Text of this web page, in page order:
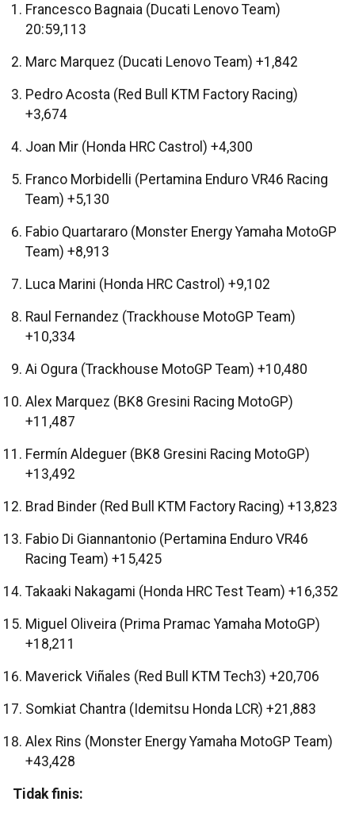
Francesco Bagnaia (Ducati Lenovo Team)
20:59,113
Marc Marquez (Ducati Lenovo Team) +1,842
Pedro Acosta (Red Bull KTM Factory Racing)
+3,674
Joan Mir (Honda HRC Castrol) +4,300
Franco Morbidelli (Pertamina Enduro VR46 Racing
Team) +5,130
Fabio Quartararo (Monster Energy Yamaha MotoGP
Team) +8,913
Luca Marini (Honda HRC Castrol) +9,102
Raul Fernandez (Trackhouse MotoGP Team)
+10,334
Ai Ogura (Trackhouse MotoGP Team) +10,480
Alex Marquez (BK8 Gresini Racing MotoGP)
+11,487
Fermín Aldeguer (BK8 Gresini Racing MotoGP)
+13,492
Brad Binder (Red Bull KTM Factory Racing) +13,823
Fabio Di Giannantonio (Pertamina Enduro VR46
Racing Team) +15,425
Takaaki Nakagami (Honda HRC Test Team) +16,352
Miguel Oliveira (Prima Pramac Yamaha MotoGP)
+18,211
Maverick Viñales (Red Bull KTM Tech3) +20,706
Somkiat Chantra (Idemitsu Honda LCR) +21,883
Alex Rins (Monster Energy Yamaha MotoGP Team)
+43,428
Tidak finis: